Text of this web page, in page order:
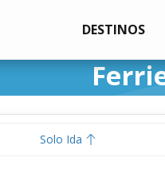
DESTINOS
Solo Ida